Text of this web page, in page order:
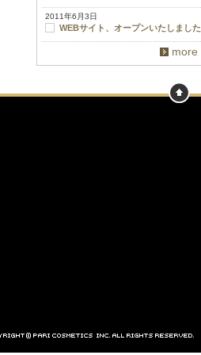
2011年6月3日
WEBサイト、オープンいたしました
more